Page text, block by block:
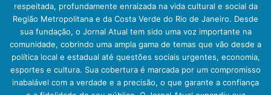
respeitada, profundamente enraizada na vida cultural e social da
Região Metropolitana e da Costa Verde do Rio de Janeiro. Desde
sua fundação, o Jornal Atual tem sido uma voz importante na
comunidade, cobrindo uma ampla gama de temas que vão desde a
política local e estadual até questões sociais urgentes, economia,
esportes e cultura. Sua cobertura é marcada por um compromisso
inabalável com a verdade e a precisão, o que garante a confiança